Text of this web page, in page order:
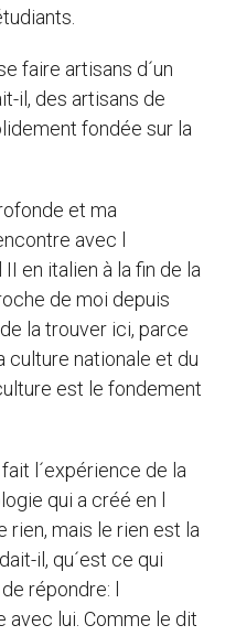
faire artisans d´un
il, des artisans de
fondée sur la
et ma
avec l
en italien à la fin de la
de moi depuis
la trouver ici, parce
culture nationale et du
est le fondement
l´expérience de la
qui a créé en l
rien, mais le rien est la
il, qu´est ce qui
répondre: l
avec lui. Comme le dit